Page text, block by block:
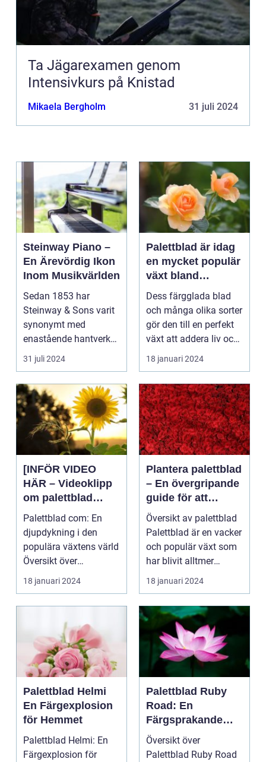
Ta Jägarexamen genom
Intensivkurs på Knistad
Mikaela Bergholm 31 juli 2024
Steinway Piano –
En Ärevördig Ikon
Inom Musikvärlden
Sedan 1853 har
Steinway & Sons varit
synonymt med
enastående hantverk
och oövertr&aum...
31 juli 2024
Palettblad är idag
en mycket populär
växt bland
trädgårdsentusiast
er och inom
inredning
Dess färgglada blad
och många olika sorter
gör den till en perfekt
växt att addera liv och
färg till...
18 januari 2024
[INFÖR VIDEO
HÄR – Videoklipp
om palettblad
com]
Palettblad com: En
djupdykning i den
populära växtens värld
Översikt över
palettblad com
Palettbl...
18 januari 2024
Plantera palettblad
– En övergripande
guide för att
lyckas med denna
populära växt
Översikt av palettblad
Palettblad är en vacker
och populär växt som
har blivit alltmer
populär blan...
18 januari 2024
Palettblad Helmi
En Färgexplosion
för Hemmet
Palettblad Helmi: En
Färgexplosion för
Palettblad Ruby
Road: En
Färgsprakande
Favorit för Hem
Översikt över
Palettblad Ruby Road